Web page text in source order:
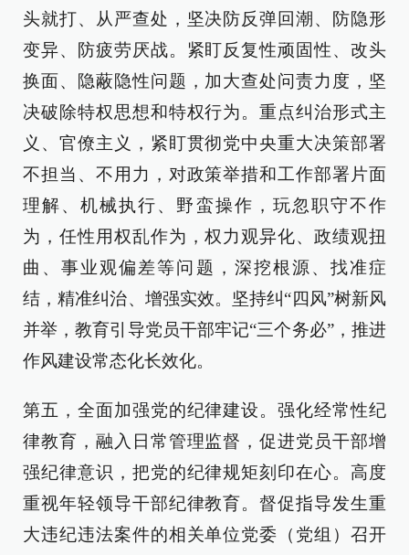
头就打、从严查处，坚决防反弹回潮、防隐形
变异、防疲劳厌战。紧盯反复性顽固性、改头
换面、隐蔽隐性问题，加大查处问责力度，坚
决破除特权思想和特权行为。重点纠治形式主
义、官僚主义，紧盯贯彻党中央重大决策部署
不担当、不用力，对政策举措和工作部署片面
理解、机械执行、野蛮操作，玩忽职守不作
为，任性用权乱作为，权力观异化、政绩观扭
曲、事业观偏差等问题，深挖根源、找准症
结，精准纠治、增强实效。坚持纠“四风”树新风
并举，教育引导党员干部牢记“三个务必”，推进
作风建设常态化长效化。
第五，全面加强党的纪律建设。强化经常性纪
律教育，融入日常管理监督，促进党员干部增
强纪律意识，把党的纪律规矩刻印在心。高度
重视年轻领导干部纪律教育。督促指导发生重
大违纪违法案件的相关单位党委（党组）召开